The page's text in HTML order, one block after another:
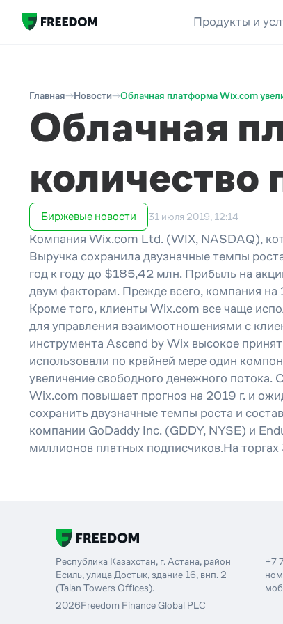
Продукты и
Главная Новости Облачная платформа Wix.com
Облачная
Биржевые новости 31 июля 2019, 12:14
Компания Wix.com Ltd. (WIX, NASDAQ),
Выручка сохранила двузначные темпы
год к году до $185,42 млн. Прибыль на
двум факторам. Прежде всего, компания на
Кроме того, клиенты Wix.com все чаще
для управления взаимоотношениями с
инструмента Ascend by Wix высокое
использовали по крайней мере один
увеличение свободного денежного
Wix.com повышает прогноз на 2019 г. и
сохранить двузначные темпы роста и
компании GoDaddy Inc. (GDDY, NYSE) и
миллионов платных подписчиков.На
Республика Казахстан, г. Астана, район
Есиль, улица Достык, здание 16, внп. 2
(Talan Towers Offices).
+7
2026Freedom Finance Global PLC